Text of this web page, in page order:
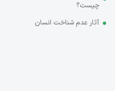
چیست؟
آثار عدم شناخت انسان­